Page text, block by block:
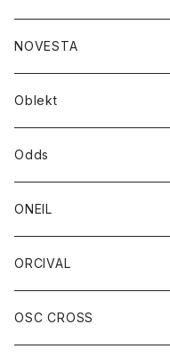
ウォレット
靴
トップス
ジャケット
シャツ
ボトム
ショートパンツ
パンツ
レディース
シャツ
Tシャツ
ジャケット
バッグ
ブレスレット
グッズ
靴
ストール/マフラー
トップス
シャツ
シャツジャケット
ボトム
ショートパンツ
ジーンズ
トップス
カットソー
スエット
ボトム
NOVESTA
Oblekt
ボトム
ショートパンツ
パンツ
レディース
ボトム
Odds
帽子
ONEIL
スカート
ORCIVAL
アウター
OSC CROSS